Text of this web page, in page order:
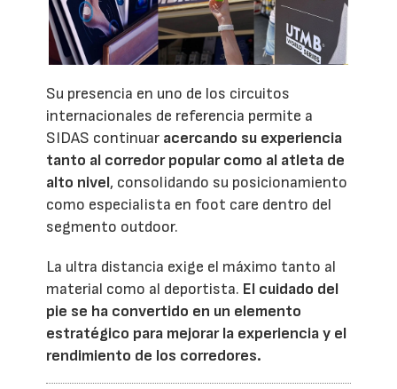
Su presencia en uno de los circuitos
internacionales de referencia permite a
SIDAS continuar acercando su experiencia
tanto al corredor popular como al atleta de
alto nivel, consolidando su posicionamiento
como especialista en foot care dentro del
segmento outdoor.
La ultra distancia exige el máximo tanto al
material como al deportista. El cuidado del
pie se ha convertido en un elemento
estratégico para mejorar la experiencia y el
rendimiento de los corredores.